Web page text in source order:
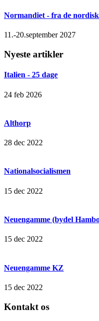
Normandiet - fra de
11.-20.september 2027
Nyeste artikler
Italien - 25 dage
24 feb 2026
Althorp
28 dec 2022
Nationalsocialismen
15 dec 2022
Neuengamme (bydel
15 dec 2022
Neuengamme KZ
15 dec 2022
Kontakt os